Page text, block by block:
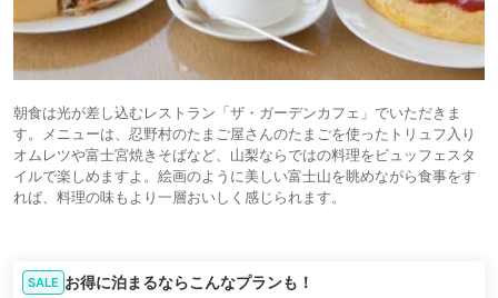
朝食は光が差し込むレストラン「ザ・ガーデンカフェ」でいただきま
す。メニューは、忍野村のたまご屋さんのたまごを使ったトリュフ入り
オムレツや富士宮焼きそばなど、山梨ならではの料理をビュッフェスタ
イルで楽しめますよ。絵画のように美しい富士山を眺めながら食事をす
れば、料理の味もより一層おいしく感じられます。
SALE お得に泊まるならこんなプランも！